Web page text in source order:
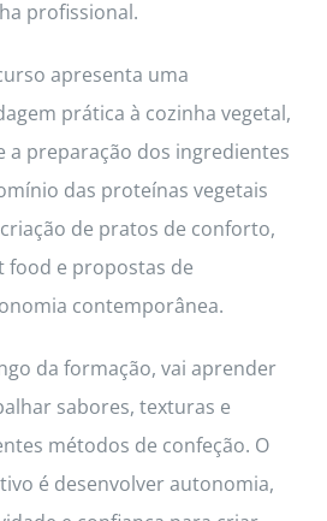
profissional.
apresenta uma
prática à cozinha vegetal,
a preparação dos ingredientes
das proteínas vegetais
de pratos de conforto,
food e propostas de
contemporânea.
da formação, vai aprender
sabores, texturas e
métodos de confeção. O
é desenvolver autonomia,